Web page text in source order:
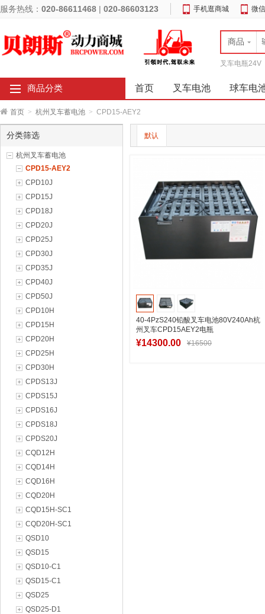
服务热线： 020-86611468 | 020-86603123 手机逛商城 微
商品
叉车电瓶24V
商品分类 首页 叉车电池 球车电
首页 > 杭州叉车蓄电池 > CPD15-AEY2
分类筛选
杭州叉车蓄电池
CPD15-AEY2
CPD10J
CPD15J
CPD18J
CPD20J
CPD25J
CPD30J
CPD35J
CPD40J
CPD50J
CPD10H
CPD15H
CPD20H
CPD25H
CPD30H
CPDS13J
CPDS15J
CPDS16J
CPDS18J
CPDS20J
CQD12H
CQD14H
CQD16H
CQD20H
CQD15H-SC1
CQD20H-SC1
QSD10
QSD15
QSD10-C1
QSD15-C1
QSD25
QSD25-D1
默认
40-4PzS240铅酸叉车电池80V240Ah杭
州叉车CPD15AEY2电瓶
¥14300.00 ¥16500